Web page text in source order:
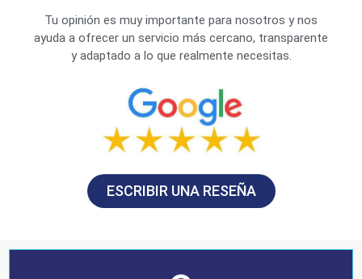
Tu opinión es muy importante para nosotros y nos
ayuda a ofrecer un servicio más cercano, transparente
y adaptado a lo que realmente necesitas.
ESCRIBIR UNA RESEÑA